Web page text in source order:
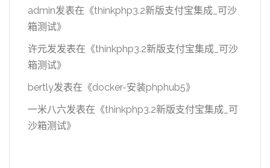
admin发表在《thinkphp3.2新版支付宝集成_可沙
箱测试》
许元发发表在《thinkphp3.2新版支付宝集成_可沙
箱测试》
bertly发表在《docker-安装phphub5》
一米八六发表在《thinkphp3.2新版支付宝集成_可
沙箱测试》